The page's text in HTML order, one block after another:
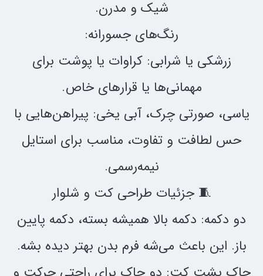
شیک و مدرن.
رنگ‌های جسورانه:
زرشکی یا شرابی: کراوات یا پوشت برای
مهمانی‌ها یا قرارهای خاص.
یاسی، صورتی چرک، آبی یخی: پیراهن‌هایی با
حس لطافت و تفاوت، مناسب برای استایل
نیمه‌رسمی.
🧵 جزئیات طراحی کت و شلوار
دو دکمه: دکمه بالا همیشه بسته، دکمه پایین
باز. این باعث می‌شه فرم بدن بهتر دیده بشه.